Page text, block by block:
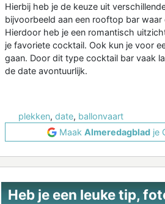
Hierbij heb je de keuze uit
bijvoorbeeld aan een rooftop bar
Hierdoor heb je een romantisch
je favoriete cocktail. Ook kun je voor
gaan. Door dit type cocktail bar vaak
de date avontuurlijk.
plekken, date, ballonvaart
Maak Almeredagbladje
Heb je een leuke tip,